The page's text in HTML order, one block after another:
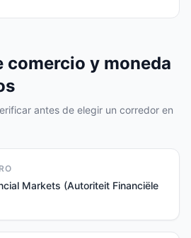
comercio y moneda
antes de elegir un corredor en
Markets (Autoriteit Financiële